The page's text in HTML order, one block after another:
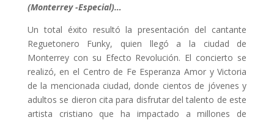
(Monterrey -Especial)…
Un total éxito resultó la presentación del cantante
Reguetonero Funky, quien llegó a la ciudad de
Monterrey con su Efecto Revolución. El concierto se
realizó, en el Centro de Fe Esperanza Amor y Victoria
de la mencionada ciudad, donde cientos de jóvenes y
adultos se dieron cita para disfrutar del talento de este
artista cristiano que ha impactado a millones de